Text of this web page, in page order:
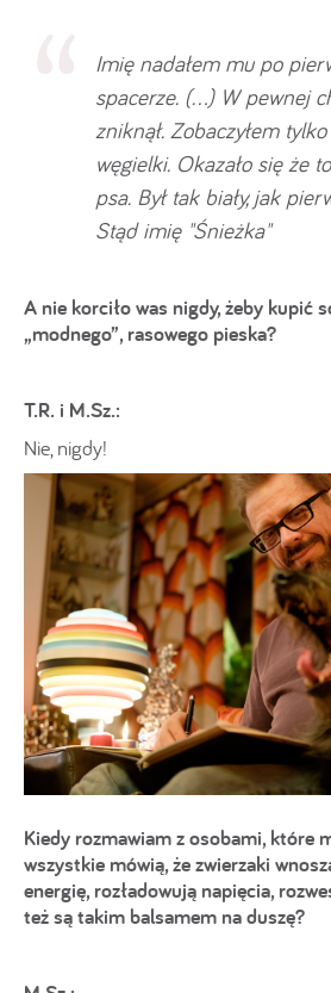
Imię nadałem mu po
spacerze. (...) W pewnej
zniknął. Zobaczyłem
węgielki. Okazało się że
psa. Był tak biały, jak
Stąd imię "Śnieżka"
A nie korciło was nigdy, żeby kupić
„modnego”, rasowego pieska?
T.R. i M.Sz.:
Nie, nigdy!
Kiedy rozmawiam z osobami, które
wszystkie mówią, że zwierzaki
energię, rozładowują napięcia,
też są takim balsamem na duszę?